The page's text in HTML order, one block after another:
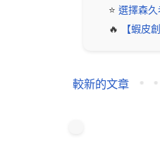
⭐️ 選擇森
🔥
【蝦皮
較新的文章